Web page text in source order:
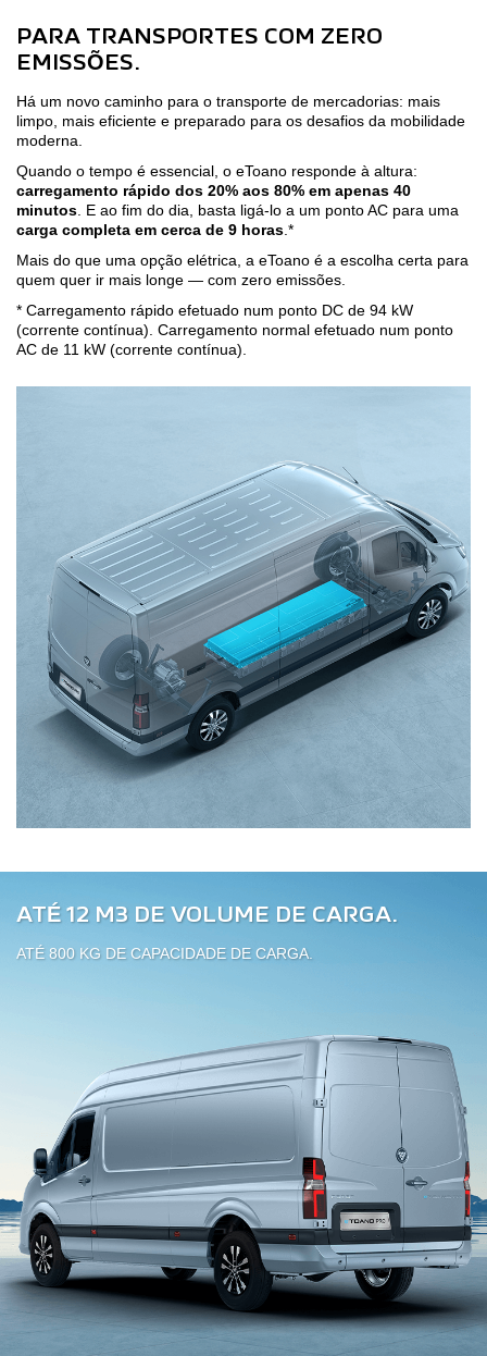
PARA TRANSPORTES COM ZERO
EMISSÕES.
Há um novo caminho para o transporte de mercadorias: mais
limpo, mais eficiente e preparado para os desafios da mobilidade
moderna.
Quando o tempo é essencial, o eToano responde à altura:
carregamento rápido dos 20% aos 80% em apenas 40
minutos . E ao fim do dia, basta ligá-lo a um ponto AC para uma
carga completa em cerca de 9 horas .*
Mais do que uma opção elétrica, a eToano é a escolha certa para
quem quer ir mais longe — com zero emissões.
* Carregamento rápido efetuado num ponto DC de 94 kW
(corrente contínua). Carregamento normal efetuado num ponto
AC de 11 kW (corrente contínua).
ATÉ 12 M3 DE VOLUME DE CARGA.
ATÉ 800 KG DE CAPACIDADE DE CARGA.